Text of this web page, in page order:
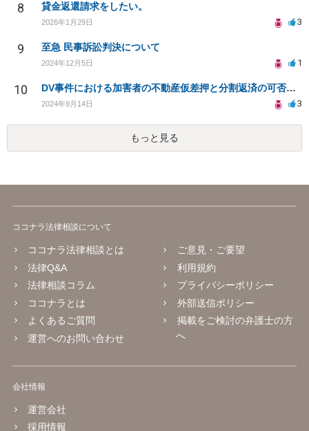
8 貸金返還請求をしたい。
2026年1月29日 3
9 至急 民事訴訟判決について
2024年12月5日 1
10 DV事件における加害者の不動産仮差押と分割返済の可否について
2024年9月14日 3
もっと見る
ココナラ法律相談について
ココナラ法律相談とは
法律Q&A
法律相談コラム
ココナラとは
よくあるご質問
運営へのお問い合わせ
ご意見・ご要望
利用規約
プライバシーポリシー
外部送信ポリシー
掲載をご検討の弁護士の方
へ
会社情報
運営会社
採用情報